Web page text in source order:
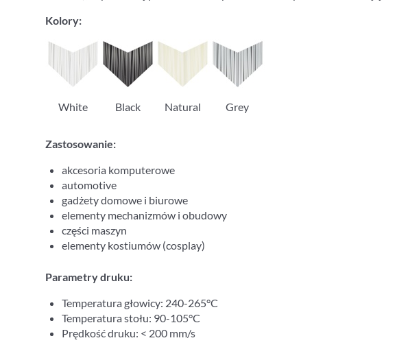
Kolory:
White Black Natural Grey
Zastosowanie:
akcesoria komputerowe
automotive
gadżety domowe i biurowe
elementy mechanizmów i obudowy
części maszyn
elementy kostiumów (cosplay)
Parametry druku:
Temperatura głowicy: 240-265°C
Temperatura stołu: 90-105°C
Prędkość druku: < 200 mm/s